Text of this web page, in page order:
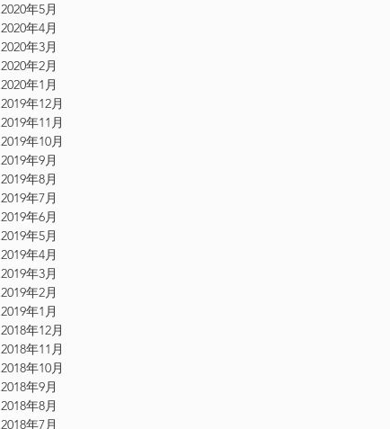
2020年5月
2020年4月
2020年3月
2020年2月
2020年1月
2019年12月
2019年11月
2019年10月
2019年9月
2019年8月
2019年7月
2019年6月
2019年5月
2019年4月
2019年3月
2019年2月
2019年1月
2018年12月
2018年11月
2018年10月
2018年9月
2018年8月
2018年7月